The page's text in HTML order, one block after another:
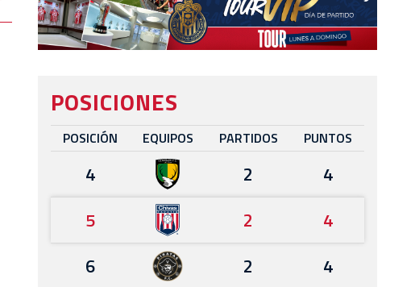
POSICIONES
POSICIÓN EQUIPOS PARTIDOS PUNTOS
4 2
4
5
2
4
6
2
4